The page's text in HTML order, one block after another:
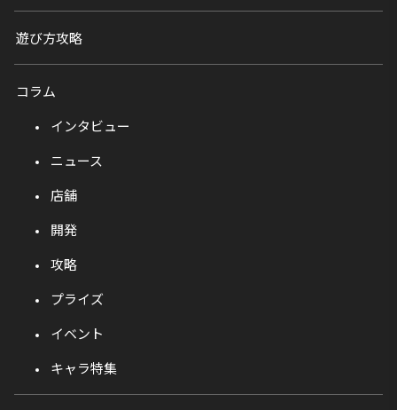
遊び方攻略
コラム
インタビュー
ニュース
店舗
開発
攻略
プライズ
イベント
キャラ特集